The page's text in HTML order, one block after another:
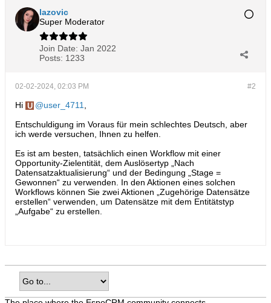
lazovic
Super Moderator
Join Date: Jan 2022
Posts: 1233
#2
02-02-2024, 02:03 PM
Hi user_4711
Entschuldigung im Voraus für mein schlechtes Deutsch, aber
ich werde versuchen, Ihnen zu helfen.
Es ist am besten, tatsächlich einen Workflow mit einer
Opportunity-Zielentität, dem Auslösertyp „Nach
Datensatzaktualisierung“ und der Bedingung „Stage =
Gewonnen“ zu verwenden. In den Aktionen eines solchen
Workflows können Sie zwei Aktionen „Zugehörige Datensätze
erstellen“ verwenden, um Datensätze mit dem Entitätstyp
„Aufgabe“ zu erstellen.​